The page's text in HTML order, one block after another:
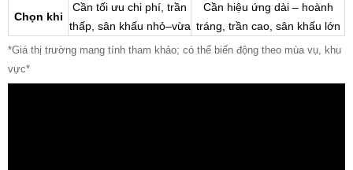
Chọn khi
Cần tối ưu chi phí, trần
thấp, sân khấu nhỏ–vừa
Cần hiệu ứng dài – hoành
tráng, trần cao, sân khấu lớn
*Giá thị trường mang tính tham khảo; có thể biến động theo mùa vụ, khu
vực*